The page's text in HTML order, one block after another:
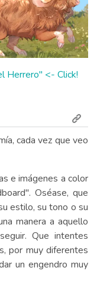
Herrero" <- Click!
cada vez que veo
e imágenes a color
Oséase, que
estilo, su tono o su
manera a aquello
Que intentes
por muy diferentes
un engendro muy